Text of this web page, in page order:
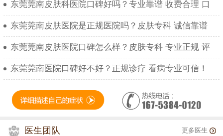
东莞莞南皮肤科医院口碑好吗？专业靠谱 收费合理 口
东莞莞南皮肤医院是正规医院吗？皮肤专科 诚信靠谱
东莞莞南皮肤医院口碑怎么样？皮肤专科 专业正规 评
东莞莞南医院口碑好不好？正规诊疗 看病专业可信！
医生团队 更多医生